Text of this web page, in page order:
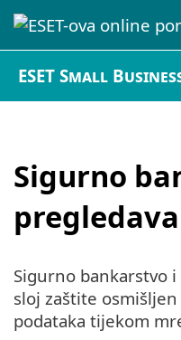
ESET Small
Sigurno
Sigurno bankarstvo
sloj zaštite
podataka tijekom